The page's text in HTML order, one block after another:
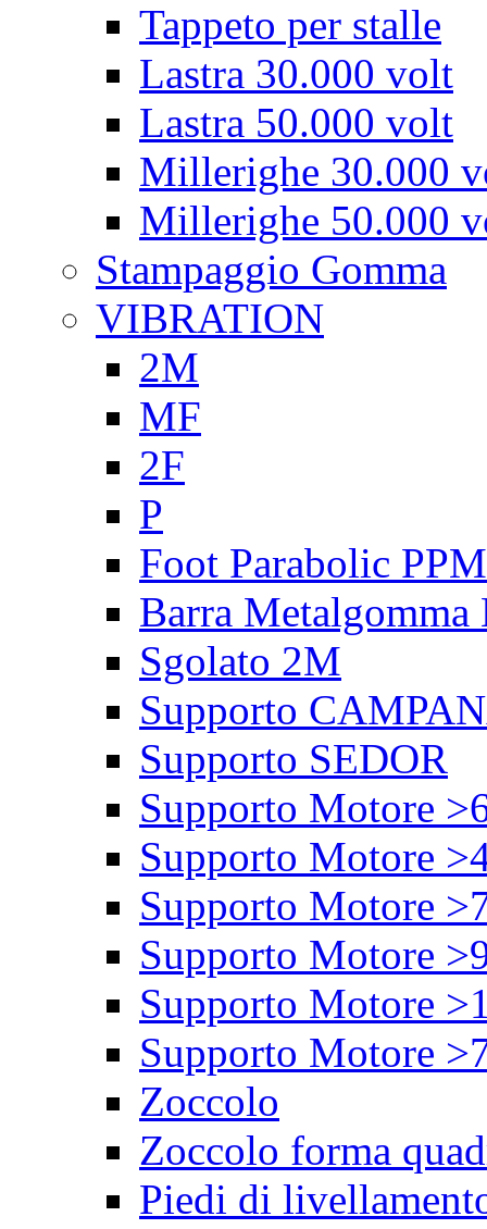
Tappeto per stalle
Lastra 30.000 volt
Lastra 50.000 volt
Millerighe 30.000
Millerighe 50.000
Stampaggio Gomma
VIBRATION
2M
MF
2F
P
Foot Parabolic PPM
Barra Metalgomma
Sgolato 2M
Supporto
Supporto SEDOR
Supporto Motore
Supporto Motore
Supporto Motore
Supporto Motore
Supporto Motore
Supporto Motore
Zoccolo
Zoccolo forma
Piedi di